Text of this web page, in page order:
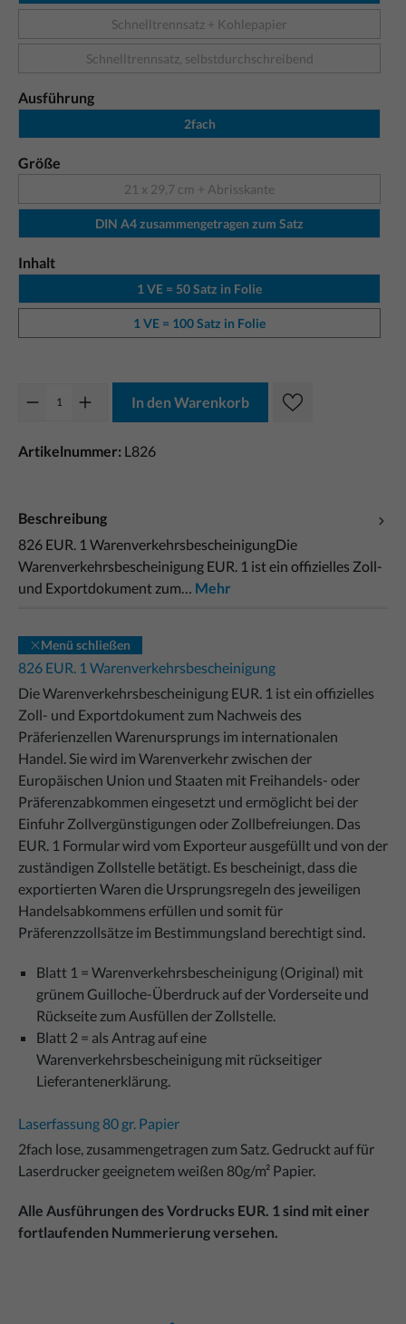
Schnelltrennsatz + Kohlepapier
Schnelltrennsatz, selbstdurchschreibend
Ausführung
2fach
Größe
21 x 29,7 cm + Abrisskante
DIN A4 zusammengetragen zum Satz
Inhalt
1 VE = 50 Satz in Folie
1 VE = 100 Satz in Folie
In den Warenkorb
Artikelnummer: L826
Beschreibung
826 EUR. 1 WarenverkehrsbescheinigungDie
Warenverkehrsbescheinigung EUR. 1 ist ein offizielles Zoll-
und Exportdokument zum… Mehr
Menü schließen
826 EUR. 1 Warenverkehrsbescheinigung
Die Warenverkehrsbescheinigung EUR. 1 ist ein offizielles
Zoll- und Exportdokument zum Nachweis des
Präferienzellen Warenursprungs im internationalen
Handel. Sie wird im Warenverkehr zwischen der
Europäischen Union und Staaten mit Freihandels- oder
Präferenzabkommen eingesetzt und ermöglicht bei der
Einfuhr Zollvergünstigungen oder Zollbefreiungen. Das
EUR. 1 Formular wird vom Exporteur ausgefüllt und von der
zuständigen Zollstelle betätigt. Es bescheinigt, dass die
exportierten Waren die Ursprungsregeln des jeweiligen
Handelsabkommens erfüllen und somit für
Präferenzzollsätze im Bestimmungsland berechtigt sind.
Blatt 1 = Warenverkehrsbescheinigung (Original) mit
grünem Guilloche-Überdruck auf der Vorderseite und
Rückseite zum Ausfüllen der Zollstelle.
Blatt 2 = als Antrag auf eine
Warenverkehrsbescheinigung mit rückseitiger
Lieferantenerklärung.
Laserfassung 80 gr. Papier
2fach lose, zusammengetragen zum Satz. Gedruckt auf für
Laserdrucker geeignetem weißen 80g/m² Papier.
Alle Ausführungen des Vordrucks EUR. 1 sind mit einer
fortlaufenden Nummerierung versehen.